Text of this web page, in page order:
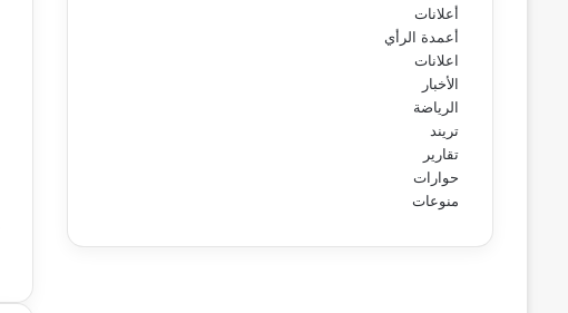
أعلانات
أعمدة الرأي
اعلانات
الأخبار
الرياضة
تريند
تقارير
حوارات
منوعات